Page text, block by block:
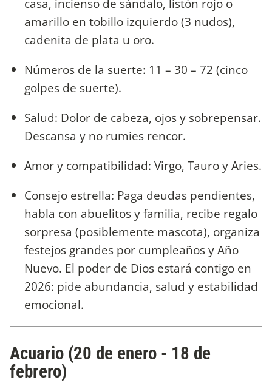
amarillo en tobillo izquierdo (3 nudos),
cadenita de plata u oro.
Números de la suerte: 11 – 30 – 72 (cinco
golpes de suerte).
Salud: Dolor de cabeza, ojos y sobrepensar.
Descansa y no rumies rencor.
Amor y compatibilidad: Virgo, Tauro y Aries.
Consejo estrella: Paga deudas pendientes,
habla con abuelitos y familia, recibe regalo
sorpresa (posiblemente mascota), organiza
festejos grandes por cumpleaños y Año
Nuevo. El poder de Dios estará contigo en
2026: pide abundancia, salud y estabilidad
emocional.
Acuario (20 de enero - 18 de
febrero)